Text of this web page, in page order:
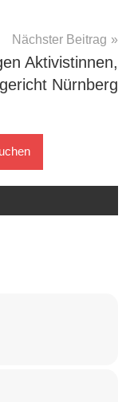
Nächster Beitrag
Aktivistinnen,
Nürnberg